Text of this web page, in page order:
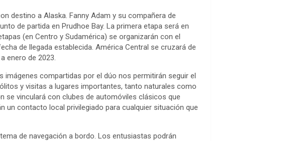
destino a Alaska. Fanny Adam y su compañera de
de partida en Prudhoe Bay. La primera etapa será en
(en Centro y Sudamérica) se organizarán con el
de llegada establecida. América Central se cruzará de
enero de 2023.
compartidas por el dúo nos permitirán seguir el
y visitas a lugares importantes, tanto naturales como
se vinculará con clubes de automóviles clásicos que
contacto local privilegiado para cualquier situación que
de navegación a bordo. Los entusiastas podrán